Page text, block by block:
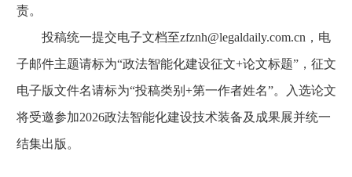
责。
投稿统一提交电子文档至zfznh@legaldaily.com.cn，电
子邮件主题请标为“政法智能化建设征文+论文标题”，征文
电子版文件名请标为“投稿类别+第一作者姓名”。入选论文
将受邀参加2026政法智能化建设技术装备及成果展并统一
结集出版。